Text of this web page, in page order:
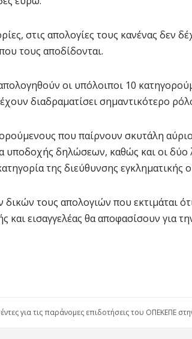
στις απολογίες τους κανένας δεν
τους αποδίδονται.
οι υπόλοιποι 10
διαδραματίσει σημαντικότερο
που παίρνουν σκυτάλη
υποδοχής δηλώσεων, καθώς και οι δύο
της διεύθυνσης εγκληματικής
δικών τους απολογιών που εκτιμάται
και εισαγγελέας θα αποφασίσουν για
για τις παράνομες επιδοτήσεις του ΟΠΕΚΕΠΕ